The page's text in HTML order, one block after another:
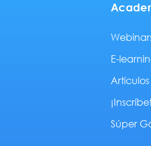
E-
Súper